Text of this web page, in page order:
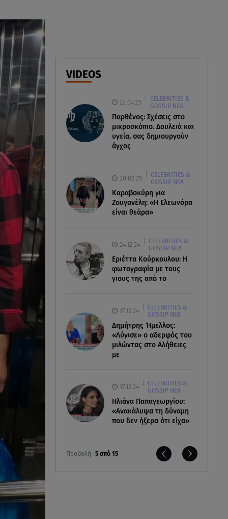
Καιρός: Έρχονται ξανά 40άρια -
VIDEOS
22.04.25
CELEBRITIES &
GOSSIP ΝΕΑ
Παρθένος: Σχέσεις στο
μικροσκόπιο. Δουλειά και
υγεία, σας δημιουργούν
άγχος
20.02.25
CELEBRITIES &
GOSSIP ΝΕΑ
Καραβοκύρη για
Ζουγανέλη: «Η Ελεωνόρα
είναι θεάρα»
24.12.24
CELEBRITIES &
GOSSIP ΝΕΑ
Εριέττα Κούρκουλου: Η
φωτογραφία με τους
γιους της από το
17.12.24
CELEBRITIES &
GOSSIP ΝΕΑ
Δημήτρης Ήμελλος:
«Λύγισε» ο αδερφός του
μιλώντας στο Αλήθειες
με
17.12.24
CELEBRITIES &
GOSSIP ΝΕΑ
Ηλιάνα Παπαγεωργίου:
«Ανακάλυψα τη δύναμη
που δεν ήξερα ότι είχα»
Προβολή 5 από 15